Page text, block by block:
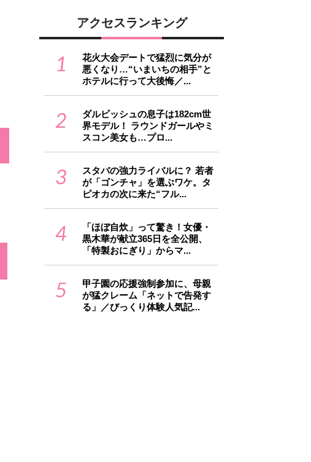
アクセスランキング
1
花火大会デートで猛烈に気分が
悪くなり…“いまいちの相手”と
ホテルに行って大後悔／...
2
ダルビッシュの息子は182cm世
界モデル！ ラウンドガールやミ
スコン美女も…プロ...
3
スタバの強力ライバルに？ 若者
が「ゴンチャ」を選ぶワケ。タ
ピオカの次に来た“フル...
4
「ほぼ自炊」って驚き！女優・
黒木華が献立365日を全公開、
「特製おにぎり」からマ...
5
甲子園の応援強制参加に、母親
が猛クレーム「ネットで告発す
る」／びっくり体験人気記...